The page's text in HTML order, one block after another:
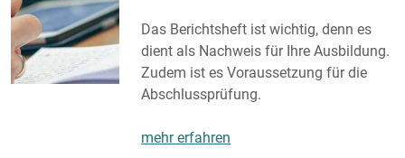
Das Berichtsheft ist wichtig, denn es
dient als Nachweis für Ihre Ausbildung.
Zudem ist es Voraussetzung für die
Abschlussprüfung.
mehr erfahren